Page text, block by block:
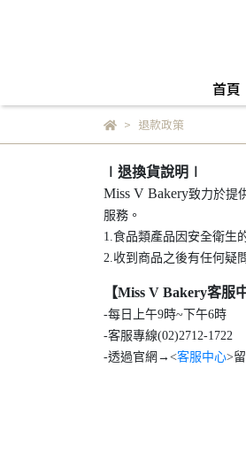
首頁
退款政策
∣退換貨說明∣
Miss V Bakery致力於提
服務。
1.食品類產品因安全衛生
2.收到商品之後有任何疑
【Miss V Bakery客服
-每日上午9時~下午6時
-客服專線(02)2712-1722
-透過官網→<客服中心>